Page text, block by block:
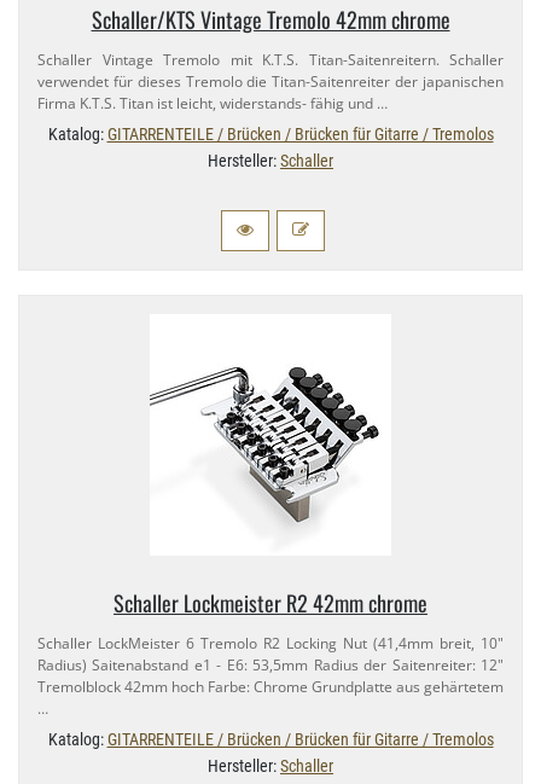
Schaller/​KTS Vintage Tremolo 42mm chrome
Schaller Vintage Tremolo mit K.​T.S. Titan-​Saitenreitern. Schaller
verwendet für dieses Tremolo die Titan-​Saitenreiter der japanischen
Firma K.​T.S. Titan ist leicht, widerstands- fähig und …
Katalog:GITARRENTEILE / Brücken / Brücken für Gitarre / Tremolos
Hersteller:Schaller
Schaller Lockmeister R2 42mm chrome
Schaller LockMeister 6 Tremolo R2 Locking Nut (41,​4mm breit, 10"
Radius) Saitenabstand e1 - E6: 53,​5mm Radius der Saitenreiter: 12"
Tremolblock 42mm hoch Farbe: Chrome Grundplatte aus gehärtetem
…
Katalog:GITARRENTEILE / Brücken / Brücken für Gitarre / Tremolos
Hersteller:Schaller